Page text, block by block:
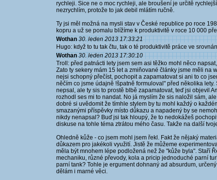
rychleji. Sice ne o moc rychleji, ale broušení je určitě
nezrychlím, protože to jak debil mlátím ručně.
Ty jsi měl možná na mysli stav v České republice po roce
kopru a už se pomalu blížíme k produktivitě v roce 10 000
Wothan 30. leden 2013 17:33:21
Hugo: když to tu tak čtu, tak o té produktivitě práce ve
Wothan 30. leden 2013 17:30:10
Troll: před patnácti lety jsem sem asi těžko mohl něco
Zato ty sekery mám 15 let a zmiňované články jsme měli na
nejsi schopný přečíst, pochopit a zapamatovat si ani to co
něčím co jsme údajně !špatně formuloval" před několika
nepsal, ale ty sis to prostě blbě zapamatovat, teď jsi objevil
rozhodl ses mi to nandat. No já myslím že sis naložil sám,
dobré si uvědomit že tímhle stylem by tu mohl každý o
smazanými příspěvky místo důkazu a napadený by se
nikdy nenapsal? Buď jsi tak hloupý, že to nedokážeš
diskuse na tohle téma ztrátou mého času. Takže na další
Ohledně kůže - co jsem mohl jsem řekl. Fakt že nějaký
důkazem pro jakékoli využití. Jistě že můžeme
měla být mnohem lépe podložená než že "kůže byla". Staří
mechaniku, různé převody, kola a pricip jednoduché parní
parní tank? Tohle je ergument dohnaný ad absurdum,
dělám i marné věci.